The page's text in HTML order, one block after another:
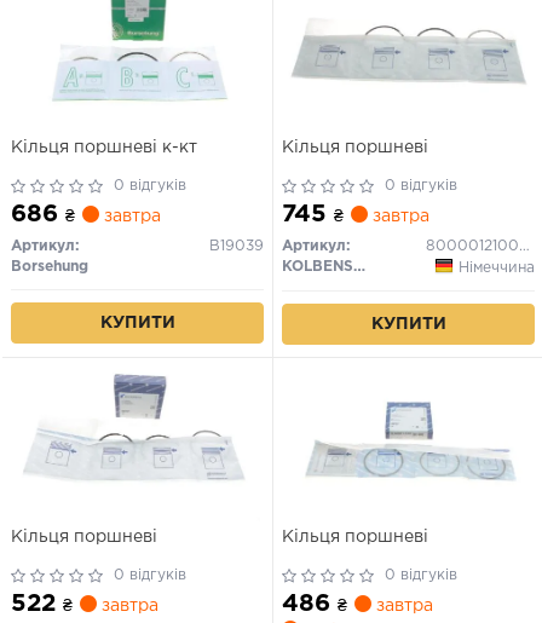
Кільця поршневі к-кт
0 відгуків
686 ₴ завтра
Артикул:
B19039
Borsehung
КУПИТИ
Кільця поршневі
0 відгуків
745 ₴ завтра
Артикул:
800001210050
KOLBENSCHMIDT
Німеччина
КУПИТИ
Кільця поршневі
0 відгуків
522 ₴ завтра
Кільця поршневі
0 відгуків
486 ₴
завтра